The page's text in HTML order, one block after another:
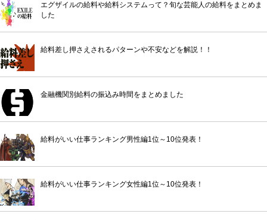
エグザイルの給料や給料システムって？旬な芸能人の給料をまとめま
した
給料差し押さえされるパターンや不安などを解説！！
金融機関別給料の振込み時間をまとめました
給料がいい仕事ランキング男性編1位～10位発表！
給料がいい仕事ランキング女性編1位～10位発表！